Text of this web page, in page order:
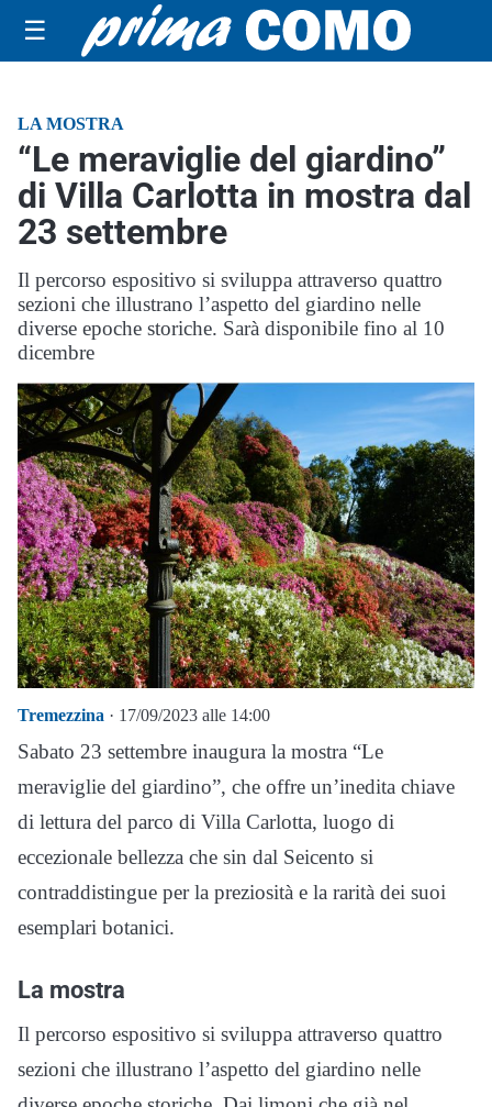
☰
LA MOSTRA
“Le meraviglie del giardino”
di Villa Carlotta in mostra dal
23 settembre
Il percorso espositivo si sviluppa attraverso quattro
sezioni che illustrano l’aspetto del giardino nelle
diverse epoche storiche. Sarà disponibile fino al 10
dicembre
Tremezzina · 17/09/2023 alle 14:00
Sabato 23 settembre inaugura la mostra “Le
meraviglie del giardino”, che offre un’inedita chiave
di lettura del parco di Villa Carlotta, luogo di
eccezionale bellezza che sin dal Seicento si
contraddistingue per la preziosità e la rarità dei suoi
esemplari botanici.
La mostra
Il percorso espositivo si sviluppa attraverso quattro
sezioni che illustrano l’aspetto del giardino nelle